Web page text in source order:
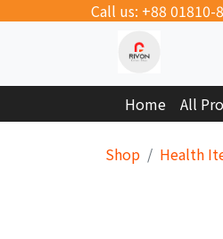
Call us: +88 01810-
Home All
Shop Health